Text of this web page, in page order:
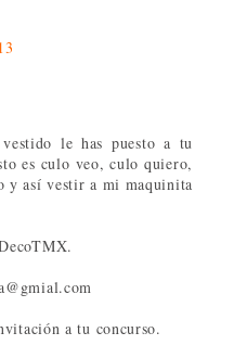
le has puesto a tu
es culo veo, culo quiero,
y así vestir a mi maquinita
a tu concurso.